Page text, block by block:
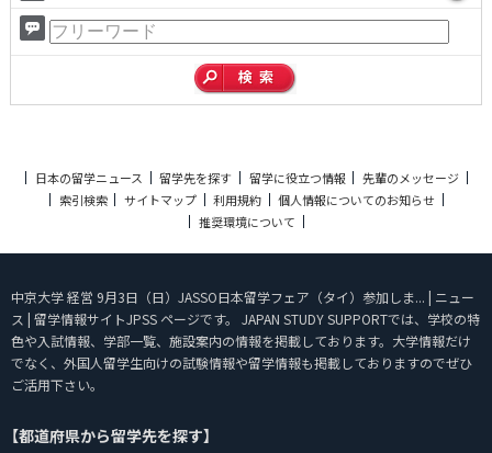
日本の留学ニュース 留学先を探す 留学に役立つ情報
先輩のメッセージ
索引検索
サイトマップ 利用規約
個人情報についてのお知らせ
推奨環境について
中京大学 経営 9月3日（日）JASSO日本留学フェア（タイ）参加しま... | ニュー
ス | 留学情報サイトJPSS ページです。 JAPAN STUDY SUPPORTでは、学校の特
色や入試情報、学部一覧、施設案内の情報を掲載しております。大学情報だけ
でなく、外国人留学生向けの試験情報や留学情報も掲載しておりますのでぜひ
ご活用下さい。
【都道府県から留学先を探す】